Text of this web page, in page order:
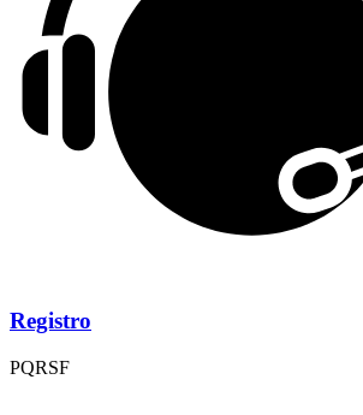
Registro
PQRSF